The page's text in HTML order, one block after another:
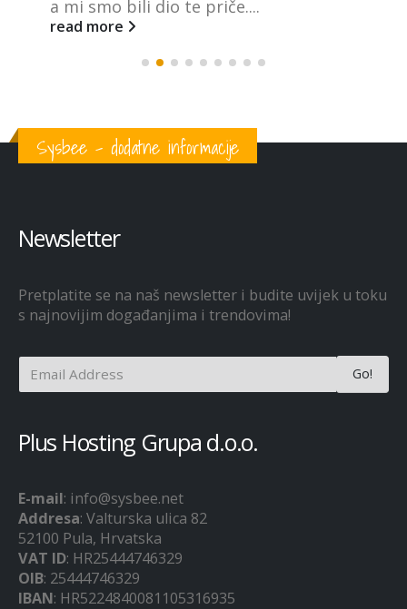
a mi smo bili dio te priče....
read more
Sysbee - dodatne informacije
Newsletter
Pretplatite se na naš newsletter i budite uvijek u toku
s najnovijim događanjima i trendovima!
Plus Hosting Grupa d.o.o.
E-mail: info@sysbee.net
Addresa: Valturska ulica 82
52100 Pula, Hrvatska
VAT ID: HR25444746329
OIB: 25444746329
IBAN: HR5224840081105316935